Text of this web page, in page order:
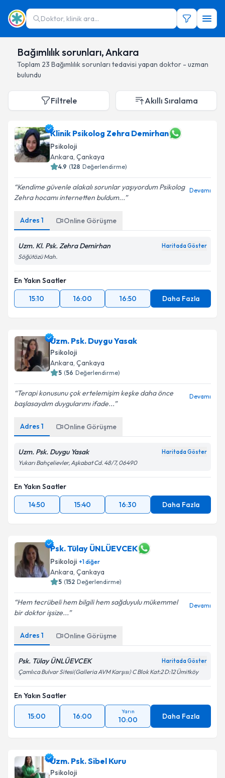
Doktor, klinik ara...
Bağımlılık sorunları, Ankara
Toplam 23 Bağımlılık sorunları tedavisi yapan doktor - uzman
bulundu
Filtrele Akıllı Sıralama
Klinik Psikolog Zehra Demirhan
Psikoloji
Ankara, Çankaya
4.9 (128 Değerlendirme)
Kendime güvenle alakalı sorunlar yaşıyordum Psikolog
Zehra hocamı internetten buldum...
Devamı
Adres 1 Online Görüşme
Uzm. Kl. Psk. Zehra Demirhan Haritada Göster
Söğütözü Mah.
En Yakın Saatler
15:10
16:00 16:50 Daha Fazla
Uzm. Psk. Duygu Yasak
Psikoloji
Ankara, Çankaya
5 (56 Değerlendirme)
Terapi konusunu çok ertelemişim keşke daha önce
başlasaydım duygularımı ifade...
Devamı
Adres 1 Online Görüşme
Uzm. Psk. Duygu Yasak Haritada Göster
Yukarı Bahçelievler, Aşkabat Cd. 48/7, 06490
En Yakın Saatler
14:50
15:40 16:30 Daha Fazla
Psk. Tülay ÜNLÜEVCEK
Psikoloji +1diğer
Ankara, Çankaya
5 (152 Değerlendirme)
Hem tecrübeli hem bilgili hem sağduyulu mükemmel
bir doktor işsize...
Devamı
Adres 1 Online Görüşme
Psk. Tülay ÜNLÜEVCEK Haritada Göster
Çamlıca Bulvar Sitesi(Galleria AVM Karşısı) C Blok Kat:2 D:12 Ümitköy
En Yakın Saatler
15:00 16:00
Yarın
10:00 Daha Fazla
Uzm. Psk. Sibel Kuru
Psikoloji